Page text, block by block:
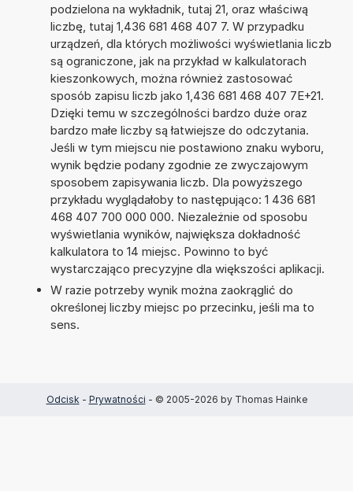
podzielona na wykładnik, tutaj 21, oraz właściwą
liczbę, tutaj 1,436 681 468 407 7. W przypadku
urządzeń, dla których możliwości wyświetlania liczb
są ograniczone, jak na przykład w kalkulatorach
kieszonkowych, można również zastosować
sposób zapisu liczb jako 1,436 681 468 407 7E+21.
Dzięki temu w szczególności bardzo duże oraz
bardzo małe liczby są łatwiejsze do odczytania.
Jeśli w tym miejscu nie postawiono znaku wyboru,
wynik będzie podany zgodnie ze zwyczajowym
sposobem zapisywania liczb. Dla powyższego
przykładu wyglądałoby to następująco: 1 436 681
468 407 700 000 000. Niezależnie od sposobu
wyświetlania wyników, największa dokładność
kalkulatora to 14 miejsc. Powinno to być
wystarczająco precyzyjne dla większości aplikacji.
W razie potrzeby wynik można zaokrąglić do
określonej liczby miejsc po przecinku, jeśli ma to
sens.
Odcisk - Prywatności - © 2005-2026 by Thomas Hainke